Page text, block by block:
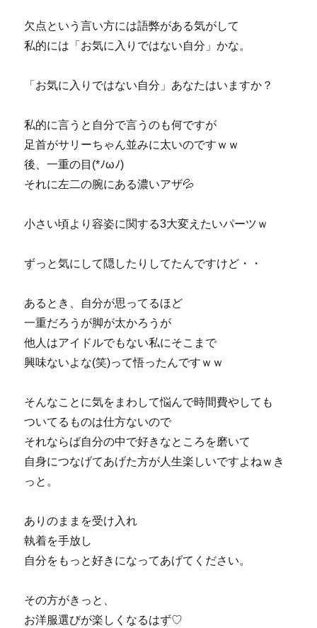
欠点という言い方には語弊がある気がして
私的には「お気に入りではない自分」かな。
「お気に入りではない自分」あなたはいますか？
私的に言うと自分で言うのも何ですが
足首がサリーちゃん並みに太いのですｗｗ
後、一重の目(*ﾉωﾉ)
それに左二の腕にある濃いアザ💦
小さい頃より容姿に関する3大変えたいパーツｗ
ずっと気にして隠したりしてたんですけど・・
あるとき、自分が思ってるほど
一重だろうが脚が太かろうが
他人はアイドルでもない私にそこまで
興味ないよな(笑)って悟ったんですｗｗ
そんなことに気をまわして悩んで時間費やしても
ついてるものは仕方ないので
それならば自分の中で好きなところを磨いて
自身につなげてあげた方が人生楽しいですよねｗき
っと。
ありのままを受け入れ
執着を手放し
自分をもっと好きになってあげてください。
その方がきっと、
お洋服選びが楽しくなるはず♡